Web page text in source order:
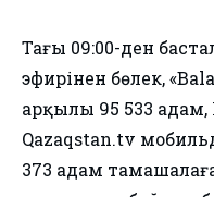
Таңғы 09:00-ден
эфирінен бөлек,
арқылы 95 533 адам,
Qazaqstan.tv
373 адам